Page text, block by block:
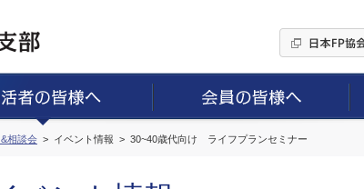
相談会 イベント情報 30~40歳代向け ライフプランセミナー